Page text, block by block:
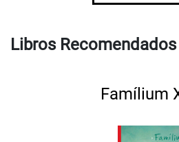
Libros Recomendados
Famílium